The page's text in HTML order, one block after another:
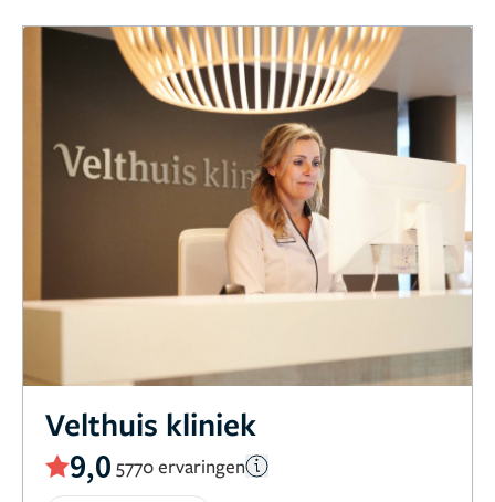
Velthuis kliniek
9,0 5770 ervaringen